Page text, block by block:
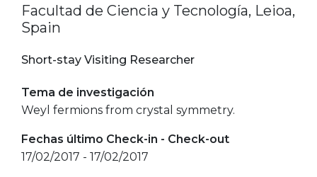
Facultad de Ciencia y Tecnología, Leioa,
Spain
Short-stay Visiting Researcher
Tema de investigación
Weyl fermions from crystal symmetry.
Fechas último Check-in - Check-out
17/02/2017 - 17/02/2017